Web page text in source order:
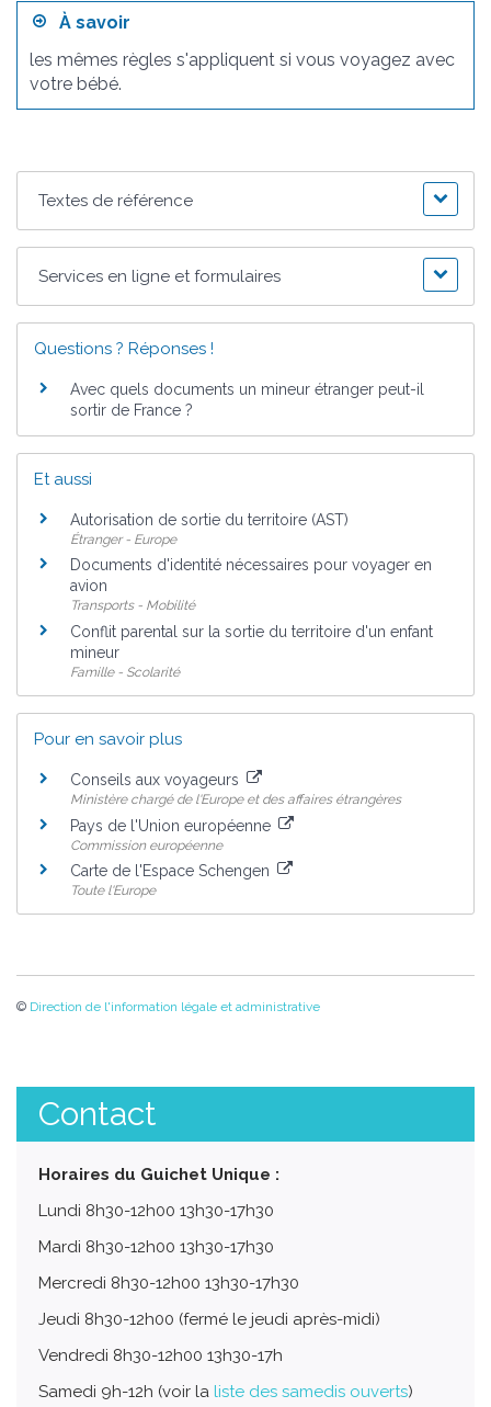
À savoir
les mêmes règles s'appliquent si vous voyagez avec
votre bébé.
Textes de référence
Services en ligne et formulaires
Questions ? Réponses !
Avec quels documents un mineur étranger peut-il
sortir de France ?
Et aussi
Autorisation de sortie du territoire (AST)
Étranger - Europe
Documents d'identité nécessaires pour voyager en
avion
Transports - Mobilité
Conflit parental sur la sortie du territoire d'un enfant
mineur
Famille - Scolarité
Pour en savoir plus
Conseils aux voyageurs
Ministère chargé de l'Europe et des affaires étrangères
Pays de l'Union européenne
Commission européenne
Carte de l'Espace Schengen
Toute l'Europe
© Direction de l'information légale et administrative
Contact
Horaires du Guichet Unique :
Lundi 8h30-12h00 13h30-17h30
Mardi 8h30-12h00 13h30-17h30
Mercredi 8h30-12h00 13h30-17h30
Jeudi 8h30-12h00 (fermé le jeudi après-midi)
Vendredi 8h30-12h00 13h30-17h
Samedi 9h-12h (voir la liste des samedis ouverts)